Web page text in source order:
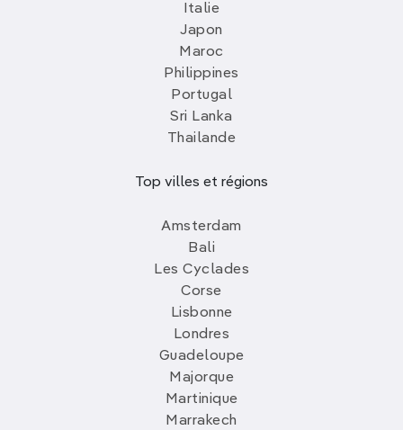
Italie
Japon
Maroc
Philippines
Portugal
Sri Lanka
Thailande
Top villes et régions
Amsterdam
Bali
Les Cyclades
Corse
Lisbonne
Londres
Guadeloupe
Majorque
Martinique
Marrakech